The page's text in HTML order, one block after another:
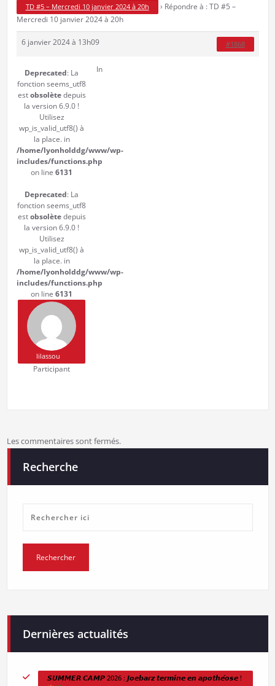
TD #5 – Mercredi 10 janvier 2024 à 20h › Répondre à : TD #5 –
Mercredi 10 janvier 2024 à 20h
6 janvier 2024 à 13h09 #1868
Deprecated: La
fonction seems_utf8
estobsolètedepuis
la version 6.9.0 !
Utilisez
wp_is_valid_utf8() à
la place. in
/home/lyonholddg/www/wp-
includes/functions.php
on line 6131
Deprecated: La
fonction seems_utf8
estobsolètedepuis
la version 6.9.0 !
Utilisez
wp_is_valid_utf8() à
la place. in
/home/lyonholddg/www/wp-
includes/functions.php
on line 6131
lilassou
Participant
In
Les commentaires sont fermés.
Recherche
Dernières actualités
𝙎𝙐𝙈𝙈𝙀𝙍 𝘾𝘼𝙈𝙋 2026 : 𝙅𝙤𝙚𝙗𝙖𝙧𝙯 𝙩𝙚𝙧𝙢𝙞𝙣𝙚 𝙚𝙣 𝙖𝙥𝙤𝙩𝙝𝙚́𝙤𝙨𝙚 !